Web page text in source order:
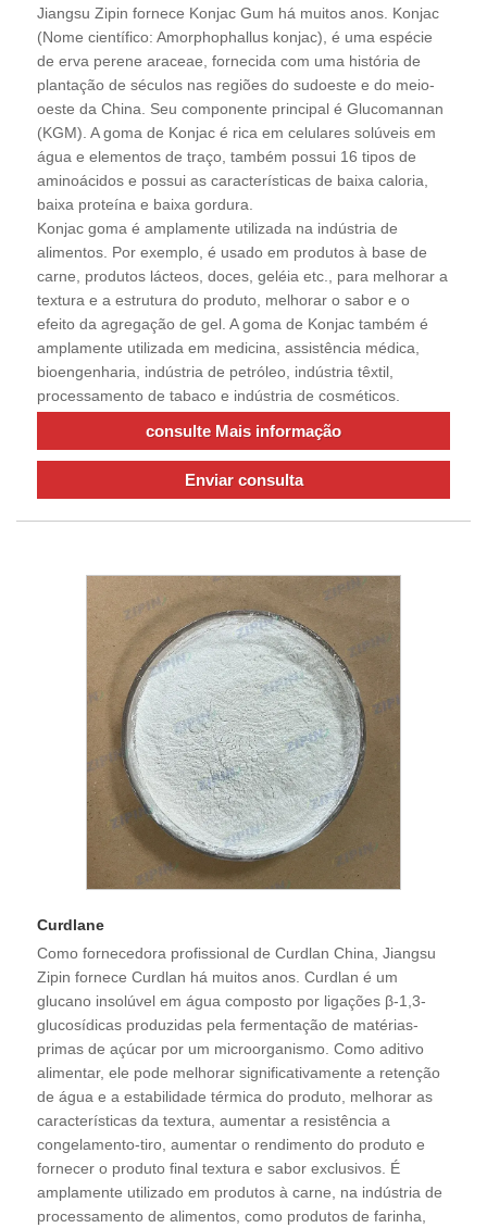
Jiangsu Zipin fornece Konjac Gum há muitos anos. Konjac
(Nome científico: Amorphophallus konjac), é uma espécie
de erva perene araceae, fornecida com uma história de
plantação de séculos nas regiões do sudoeste e do meio-
oeste da China. Seu componente principal é Glucomannan
(KGM). A goma de Konjac é rica em celulares solúveis em
água e elementos de traço, também possui 16 tipos de
aminoácidos e possui as características de baixa caloria,
baixa proteína e baixa gordura.
Konjac goma é amplamente utilizada na indústria de
alimentos. Por exemplo, é usado em produtos à base de
carne, produtos lácteos, doces, geléia etc., para melhorar a
textura e a estrutura do produto, melhorar o sabor e o
efeito da agregação de gel. A goma de Konjac também é
amplamente utilizada em medicina, assistência médica,
bioengenharia, indústria de petróleo, indústria têxtil,
processamento de tabaco e indústria de cosméticos.
consulte Mais informação
Enviar consulta
Curdlane
Como fornecedora profissional de Curdlan China, Jiangsu
Zipin fornece Curdlan há muitos anos. Curdlan é um
glucano insolúvel em água composto por ligações β-1,3-
glucosídicas produzidas pela fermentação de matérias-
primas de açúcar por um microorganismo. Como aditivo
alimentar, ele pode melhorar significativamente a retenção
de água e a estabilidade térmica do produto, melhorar as
características da textura, aumentar a resistência a
congelamento-tiro, aumentar o rendimento do produto e
fornecer o produto final textura e sabor exclusivos. É
amplamente utilizado em produtos à carne, na indústria de
processamento de alimentos, como produtos de farinha,